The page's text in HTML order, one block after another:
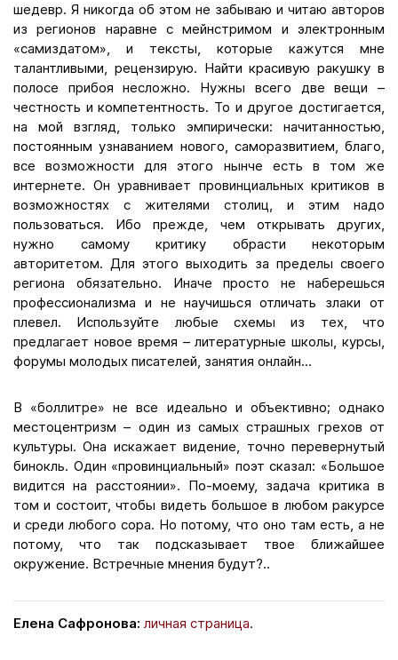
шедевр. Я никогда об этом не забываю и читаю авторов
из регионов наравне с мейнстримом и электронным
«самиздатом», и тексты, которые кажутся мне
талантливыми, рецензирую. Найти красивую ракушку в
полосе прибоя несложно. Нужны всего две вещи –
честность и компетентность. То и другое достигается,
на мой взгляд, только эмпирически: начитанностью,
постоянным узнаванием нового, саморазвитием, благо,
все возможности для этого нынче есть в том же
интернете. Он уравнивает провинциальных критиков в
возможностях с жителями столиц, и этим надо
пользоваться. Ибо прежде, чем открывать других,
нужно самому критику обрасти некоторым
авторитетом. Для этого выходить за пределы своего
региона обязательно. Иначе просто не наберешься
профессионализма и не научишься отличать злаки от
плевел. Используйте любые схемы из тех, что
предлагает новое время – литературные школы, курсы,
форумы молодых писателей, занятия онлайн...
В «боллитре» не все идеально и объективно; однако
местоцентризм – один из самых страшных грехов от
культуры. Она искажает видение, точно перевернутый
бинокль. Один «провинциальный» поэт сказал: «Большое
видится на расстоянии». По-моему, задача критика в
том и состоит, чтобы видеть большое в любом ракурсе
и среди любого сора. Но потому, что оно там есть, а не
потому, что так подсказывает твое ближайшее
окружение. Встречные мнения будут?..
Елена Сафронова: личная страница.